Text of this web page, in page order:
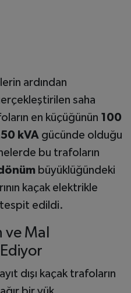
ardından
saha
en küçüğünün 100
kVA gücünde olduğu
bu trafoların
büyüklüğündeki
kaçak elektrikle
tespit edildi.
ve Mal
dışı kaçak trafoların